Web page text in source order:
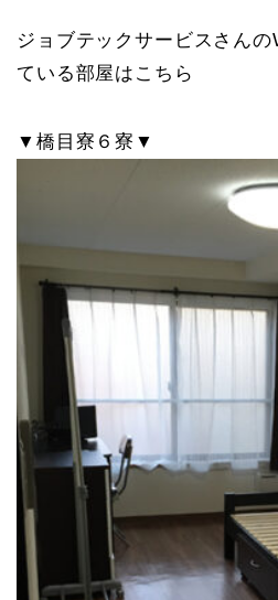
ジョブテックサービスさん
ている部屋はこちら
▼橋目寮６寮▼